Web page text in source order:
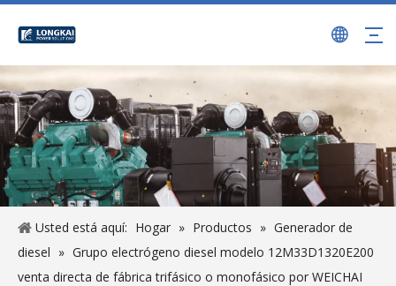
Usted está aquí: Hogar » Productos » Generador de
diesel » Grupo electrógeno diesel modelo 12M33D1320E200
venta directa de fábrica trifásico o monofásico por WEICHAI